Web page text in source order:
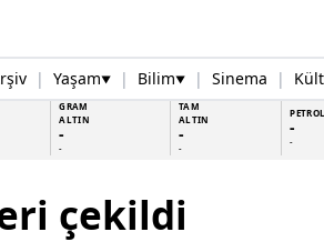
| Yaşam▼ | Bilim▼ | Sinema |
GRAM
ALTIN
-
-
TAM
ALTIN
-
-
PETROL
-
-
çekildi